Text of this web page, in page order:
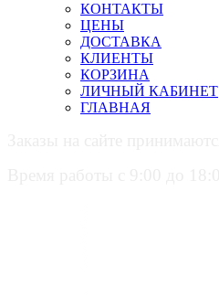
КОНТАКТЫ
ЦЕНЫ
ДОСТАВКА
КЛИЕНТЫ
КОРЗИНА
ЛИЧНЫЙ КАБИНЕТ
ГЛАВНАЯ